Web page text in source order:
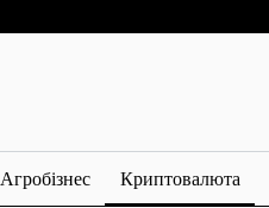
Агробізнес Криптовалюта